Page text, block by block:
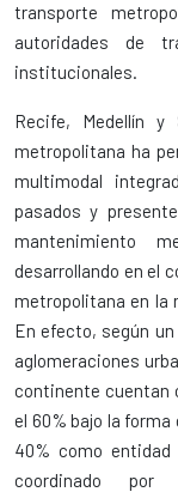
transporte
autoridades de
institucionales.
Recife, Medellín
metropolitana ha
multimodal
pasados y
mantenimiento
desarrollando en el
metropolitana en la
En efecto, según un
aglomeraciones
continente cuentan
el 60% bajo la
40% como
coordinado por